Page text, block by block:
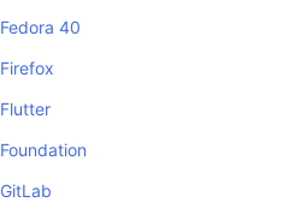
Fedora 40
Firefox
Flutter
Foundation
GitLab